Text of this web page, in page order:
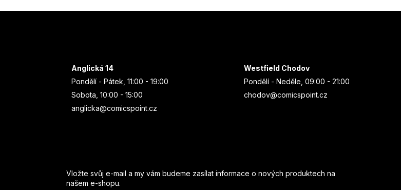
Anglická 14
Pondělí - Pátek, 11:00 - 19:00
Sobota, 10:00 - 15:00
anglicka@comicspoint.cz
Westfield Chodov
Pondělí - Neděle, 09:00 - 21:00
chodov@comicspoint.cz
Vložte svůj e-mail a my vám budeme zasílat informace o nových produktech na
našem e-shopu.